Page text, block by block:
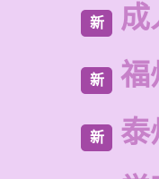
新 成
新 福
新
泰